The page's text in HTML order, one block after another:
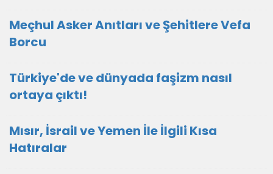
Meçhul Asker Anıtları ve Şehitlere Vefa
Borcu
Türkiye'de ve dünyada faşizm nasıl
ortaya çıktı!
Mısır, İsrail ve Yemen İle İlgili Kısa
Hatıralar